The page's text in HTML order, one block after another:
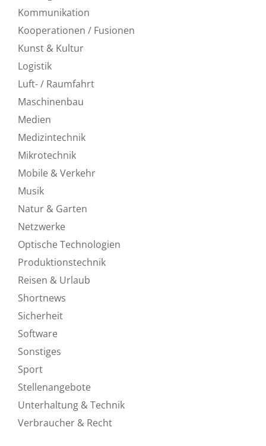
Kommunikation
Kooperationen / Fusionen
Kunst & Kultur
Logistik
Luft- / Raumfahrt
Maschinenbau
Medien
Medizintechnik
Mikrotechnik
Mobile & Verkehr
Musik
Natur & Garten
Netzwerke
Optische Technologien
Produktionstechnik
Reisen & Urlaub
Shortnews
Sicherheit
Software
Sonstiges
Sport
Stellenangebote
Unterhaltung & Technik
Verbraucher & Recht